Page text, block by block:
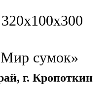
сумок»
г. Кропоткин